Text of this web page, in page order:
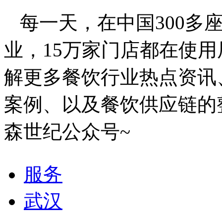
每一天，在中国300多
业，15万家门店都在使
解更多餐饮行业热点资
案例、以及餐饮供应链
森世纪公众号~
服务
武汉